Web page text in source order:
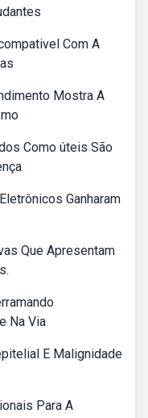
Com A
Mostra A
Como úteis São
Ganharam
Que Apresentam
Na Via
E Malignidade
Para A